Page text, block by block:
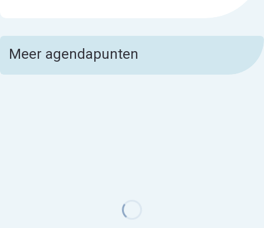
Meer agendapunten